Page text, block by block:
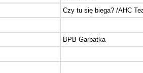
Czy tu się biega? /AHC
BPB Garbatka